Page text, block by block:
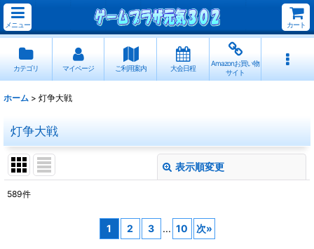
メニュー カート
カテゴリ マイページ ご利用案内 大会日程
Amazonお買い物
サイト
ホーム > 灯争大戦
灯争大戦
表示順変更
サブカテゴリ
589件
1 2 3 ... 10 次»